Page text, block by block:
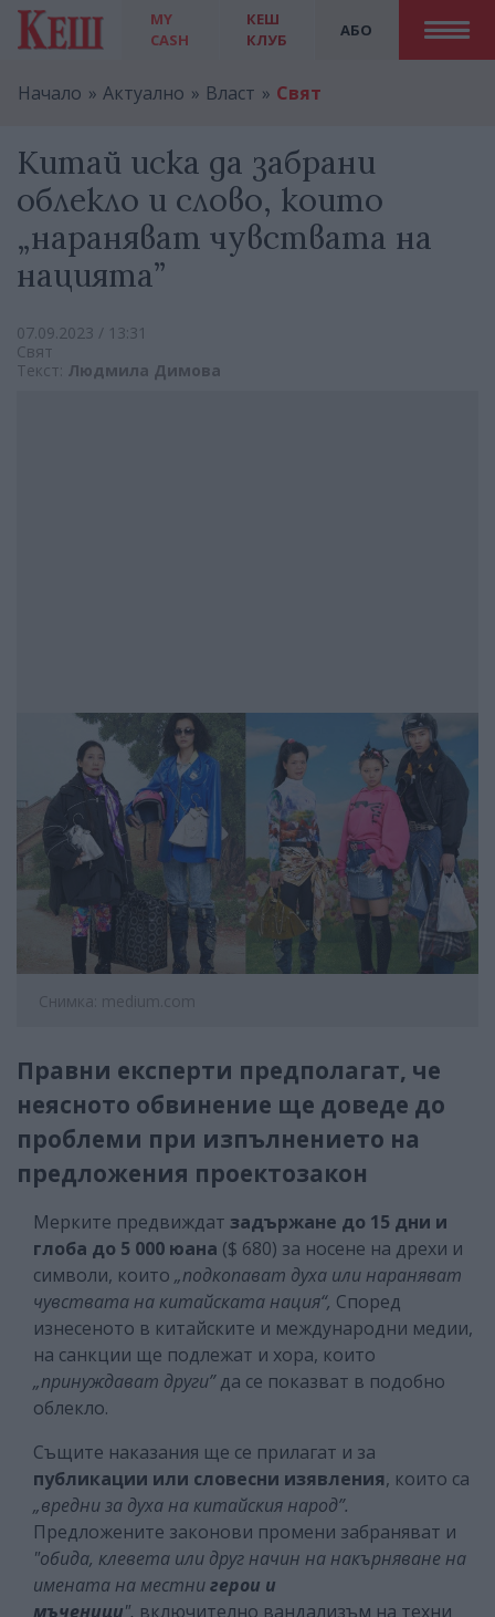
MY
CASH
АБО
КЕШ
КЛУБ
Начало Актуално Власт Свят
Китай иска да забрани
облекло и слово, които
„нараняват чувствата на
нацията”
07.09.2023 / 13:31
Свят
Текст: Людмила Димова
Снимка: medium.com
Правни експерти предполагат, че
неясното обвинение ще доведе до
проблеми при изпълнението на
предложения проектозакон
Мерките предвиждат задържане до 15 дни и
глоба до 5 000 юана ($ 680) за носене на дрехи и
символи, които „подкопават духа или нараняват
чувствата на китайската нация“, Според
изнесеното в китайските и международни медии,
на санкции ще подлежат и хора, които
„принуждават други”да се показват в подобно
облекло.
Същите наказания ще се прилагат и за
публикации или словесни изявления, които са
„вредни за духа на китайския народ”.
Предложените законови промени забраняват и
"обида, клевета или друг начин на накърняване на
имената на местнигерои и
мъченици", включително вандализъм на техни